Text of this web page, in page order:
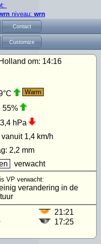
niveau: wrn
Contact
Customize
om: 14:16
Warm
55%
hPa
1,4 km/h
2,2 mm
verwacht
VP verwacht:
verandering in de
21:21
17:25